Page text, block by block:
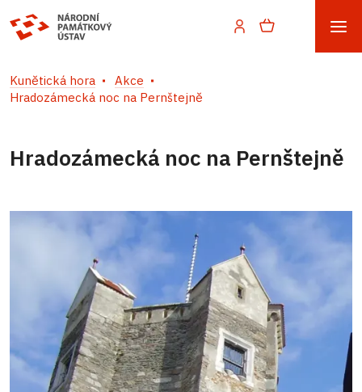
Kunětická hora
Akce
Hradozámecká noc na Pernštejně
Hradozámecká noc na Pernštejně